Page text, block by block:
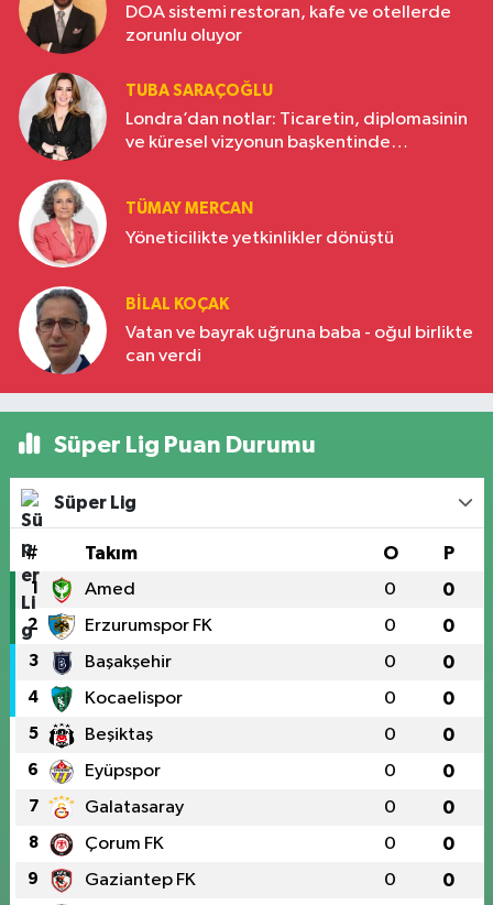
DOA sistemi restoran, kafe ve otellerde
zorunlu oluyor
TUBA SARAÇOĞLU
Londra’dan notlar: Ticaretin, diplomasinin
ve küresel vizyonun başkentinde
TÜMAY MERCAN
Yöneticilikte yetkinlikler dönüştü
BILAL KOÇAK
Vatan ve bayrak uğruna baba - oğul birlikte
can verdi
Süper Lig Puan Durumu
Süper Lig
# Takım O P
1 Amed 0 0
2 Erzurumspor FK 0 0
3 Başakşehir 0 0
4 Kocaelispor 0 0
5 Beşiktaş 0 0
6 Eyüpspor 0 0
7 Galatasaray 0 0
8 Çorum FK 0 0
9 Gaziantep FK 0 0